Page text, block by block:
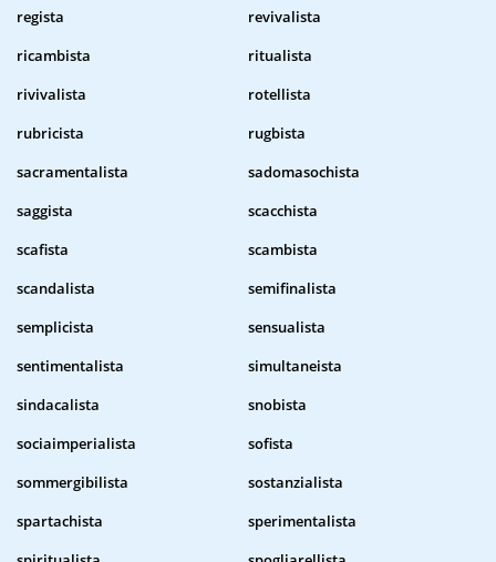
regista
revivalista
ricambista
ritualista
rivivalista
rotellista
rubricista
rugbista
sacramentalista
sadomasochista
saggista
scacchista
scafista
scambista
scandalista
semifinalista
semplicista
sensualista
sentimentalista
simultaneista
sindacalista
snobista
sociaimperialista
sofista
sommergibilista
sostanzialista
spartachista
sperimentalista